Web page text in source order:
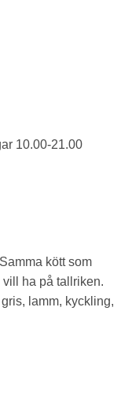
10.00-21.00
kött som
ha på tallriken.
lamm, kyckling,